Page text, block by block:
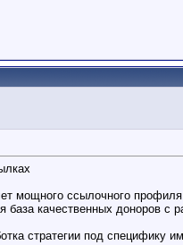
мощного ссылочного
качественных доноров с
стратегии под специфику